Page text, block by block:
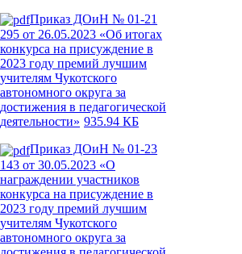
Приказ ДОиН № 01-21
295 от 26.05.2023 «Об итогах
конкурса на присуждение в
2023 году премий лучшим
учителям Чукотского
автономного округа за
достижения в педагогической
деятельности» 935.94 КБ
Приказ ДОиН № 01-23
143 от 30.05.2023 «О
награждении участников
конкурса на присуждение в
2023 году премий лучшим
учителям Чукотского
автономного округа за